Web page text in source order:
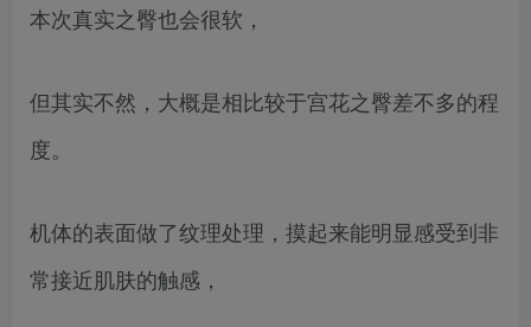
本次真实之臀也会很软，
但其实不然，大概是相比较于宫花之臀差不多的程
度。
机体的表面做了纹理处理，摸起来能明显感受到非
常接近肌肤的触感，